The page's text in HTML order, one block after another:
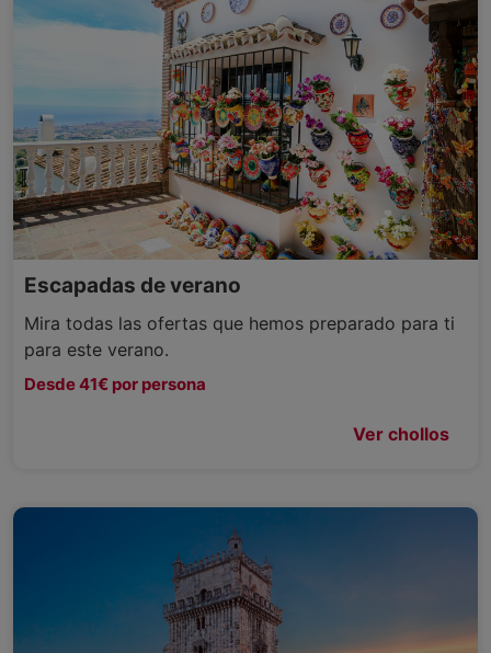
Escapadas de verano
Mira todas las ofertas que hemos preparado para ti
para este verano.
Desde 41€ por persona
Ver chollos